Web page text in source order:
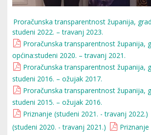
Proračunska transparentnost županija,
studeni 2022. – travanj 2023.
Proračunska transparentnost županija,
općina:studeni 2020. – travanj 2021.
Proračunska transparentnost županija,
studeni 2016. – ožujak 2017.
Proračunska transparentnost županija,
studeni 2015. – ožujak 2016.
Priznanje (studeni 2021. - travanj 2022.)
(studeni 2020. - travanj 2021.)
Priznanje